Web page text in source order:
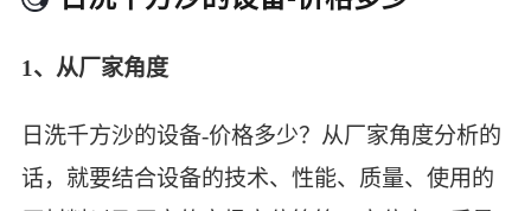
1、从厂家角度
日洗千方沙的设备-价格多少？从厂家角度分析的
话，就要结合设备的技术、性能、质量、使用的